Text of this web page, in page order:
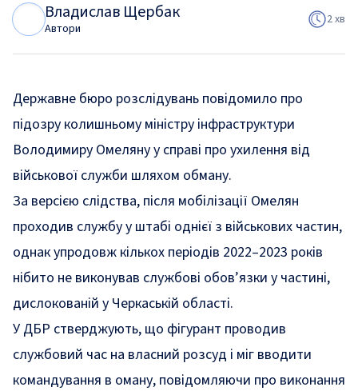
Владислав Щербак
Автори
2 хв
Державне бюро розслідувань повідомило про
підозру колишньому міністру інфраструктури
Володимиру Омеляну у справі про ухилення від
військової служби шляхом обману.
За версією слідства, після мобілізації Омелян
проходив службу у штабі однієї з військових частин,
однак упродовж кількох періодів 2022–2023 років
нібито не виконував службові обов’язки у частині,
дислокованій у Черкаській області.
У ДБР стверджують, що фігурант проводив
службовий час на власний розсуд і міг вводити
командування в оману, повідомляючи про виконання